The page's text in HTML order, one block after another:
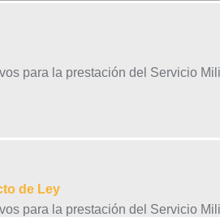
para la prestación del Servicio
de Ley
para la prestación del Servicio